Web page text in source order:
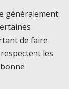
généralement
de faire
les